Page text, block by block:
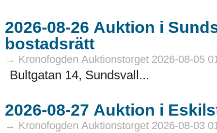
2026-08-26 Auktion i Sundsvall - Fastigheter och
bostadsrätt
→ Kronofogden Auktionstorget 2026-08-05
Bultgatan 14, Sundsvall...
→ Kronofogden Auktionstorget 2026-08-03